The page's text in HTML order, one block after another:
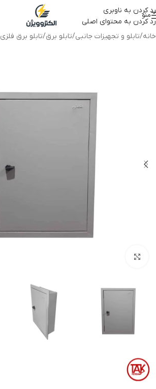
رد کردن به ناوبری
رد کردن به محتوای اصلی
منو
خانه/تابلو و تجهیزات جانبی/تابلو برق/تابلو برق فلزی